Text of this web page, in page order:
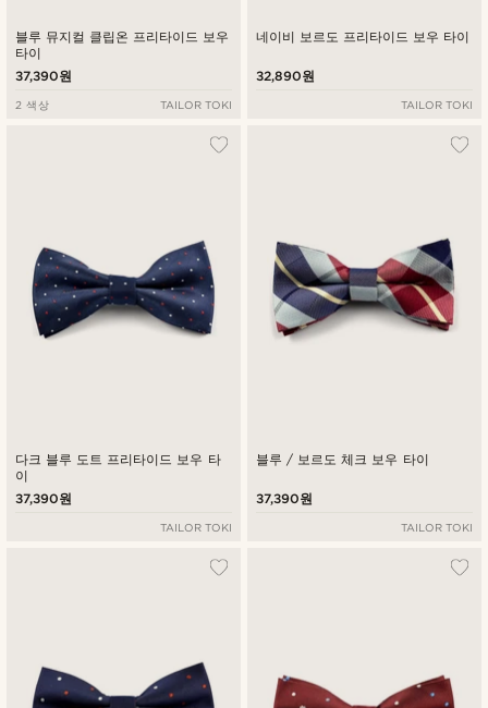
블루 뮤지컬 클립온 프리타이드 보우
타이
37,390원
2 색상 TAILOR TOKI
네이비 보르도 프리타이드 보우 타이
32,890원
TAILOR TOKI
다크 블루 도트 프리타이드 보우 타
이
37,390원
TAILOR TOKI
블루 / 보르도 체크 보우 타이
37,390원
TAILOR TOKI